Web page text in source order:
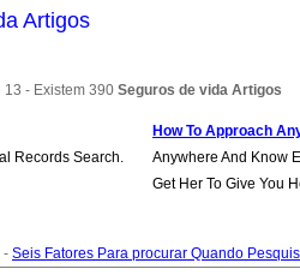
Artigos
- Existem 390 Seguros de vida Artigos
Records Search.
How To Approach
Anywhere And Know
Get Her To Give You
- Seis Fatores Para procurar Quando